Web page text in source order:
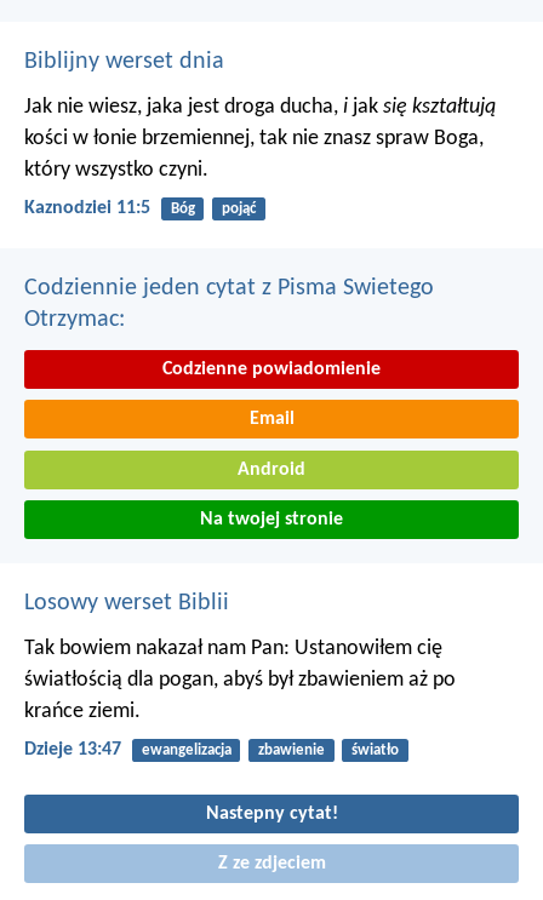
Biblijny werset dnia
Jak nie wiesz, jaka jest droga ducha, i jak się kształtują
kości w łonie brzemiennej, tak nie znasz spraw Boga,
który wszystko czyni.
Kaznodziei 11:5 Bóg pojąć
Codziennie jeden cytat z Pisma Swietego
Otrzymac:
Codzienne powiadomienie
Email
Android
Na twojej stronie
Losowy werset Biblii
Tak bowiem nakazał nam Pan: Ustanowiłem cię
światłością dla pogan, abyś był zbawieniem aż po
krańce ziemi.
Dzieje 13:47 ewangelizacja zbawienie światło
Nastepny cytat!
Z ze zdjeciem